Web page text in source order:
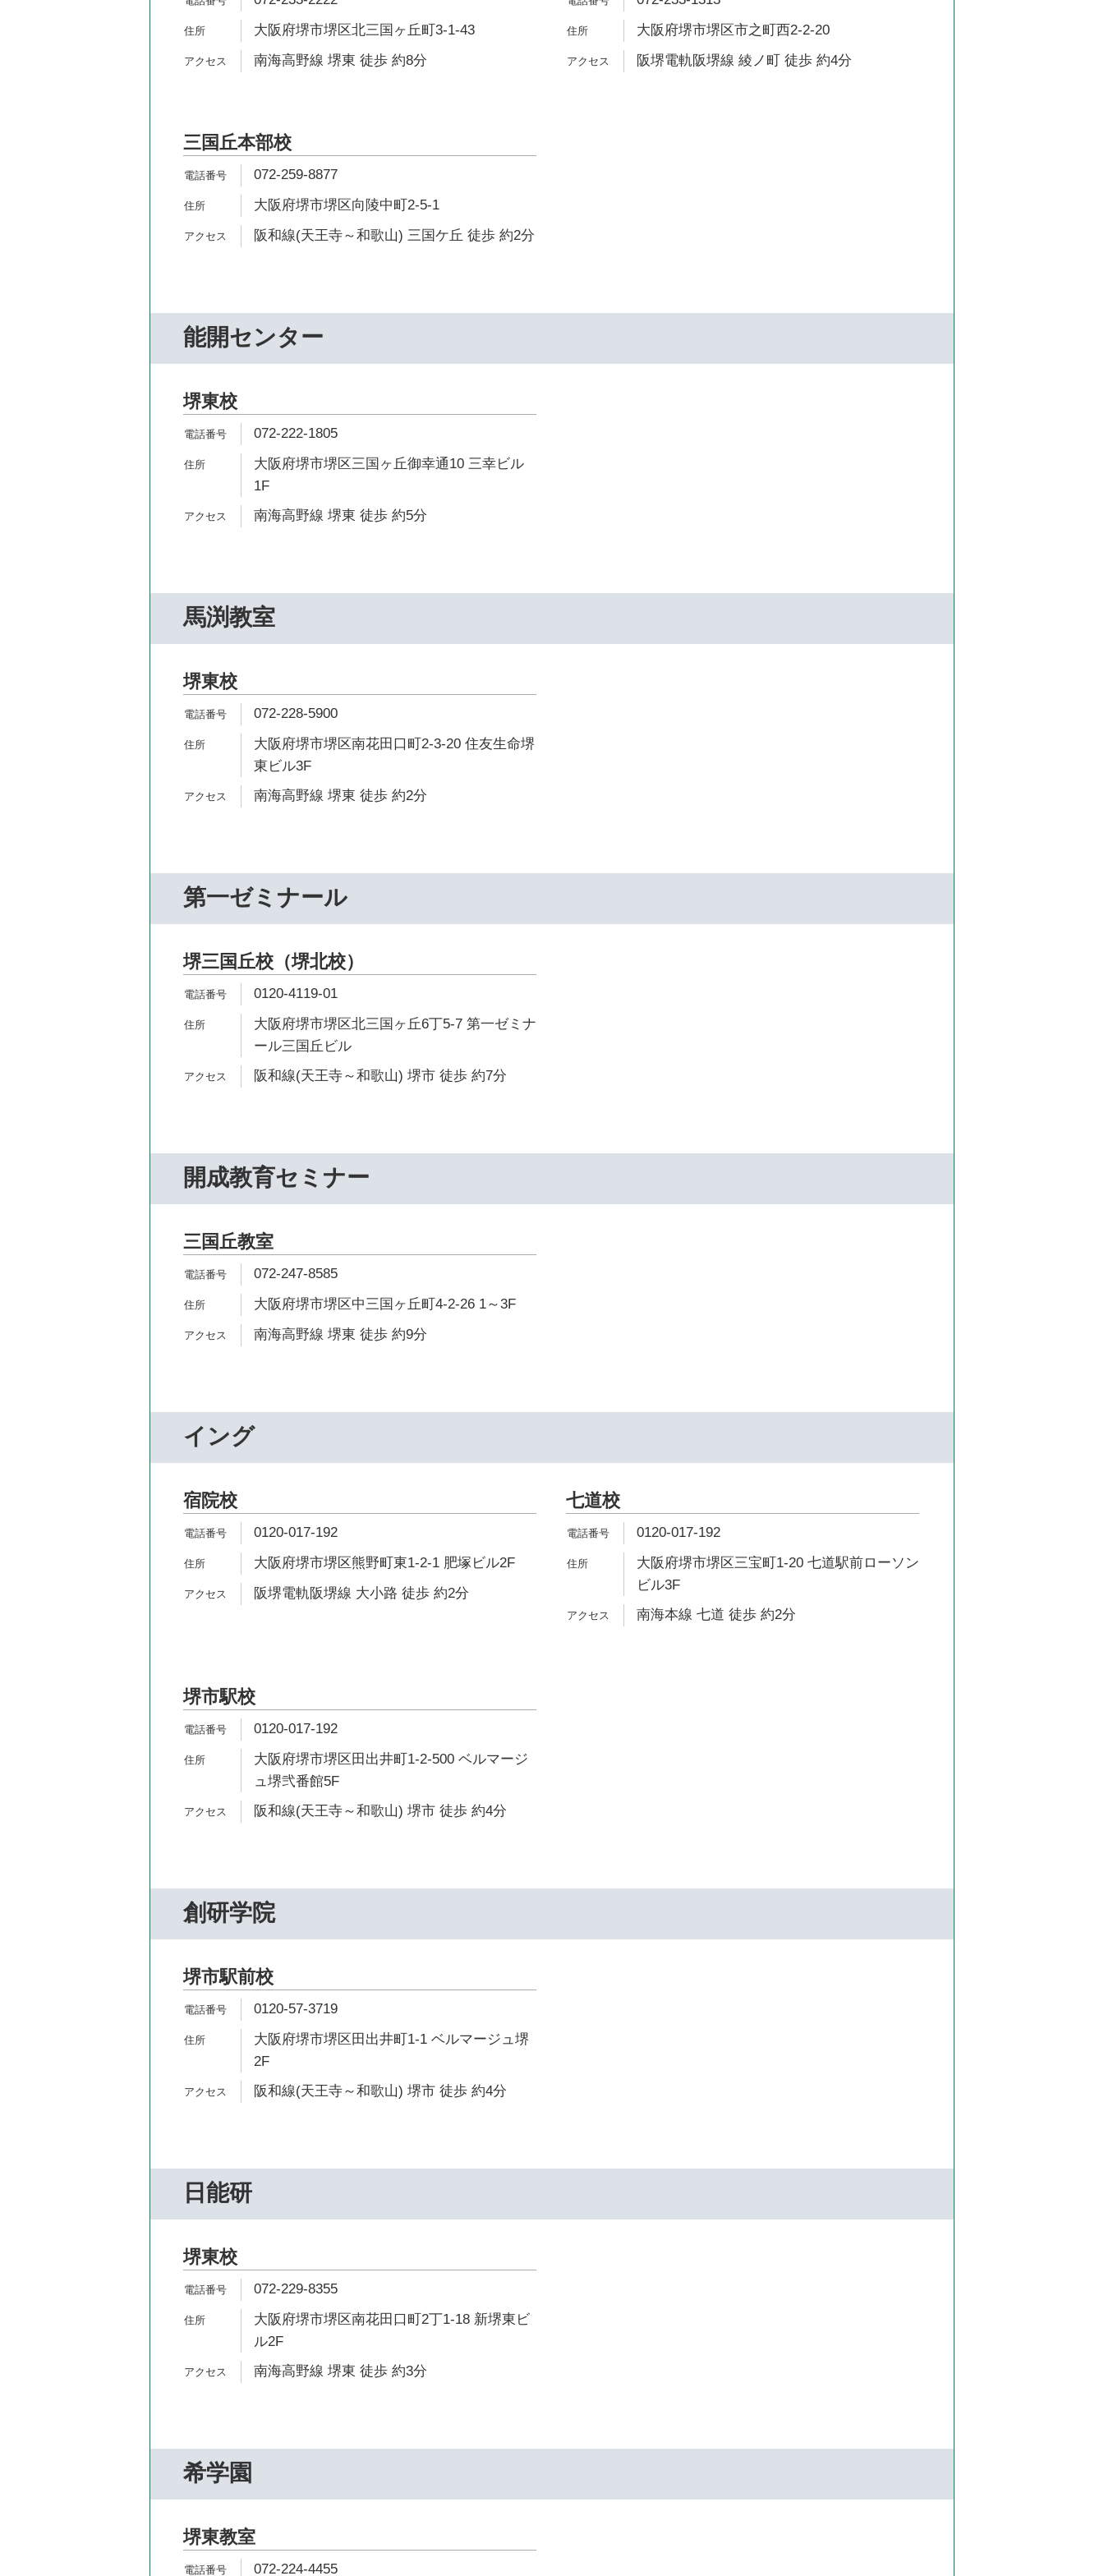
大阪府堺市堺区北三国ヶ丘町3-1-43
南海高野線 堺東 徒歩 約8分
大阪府堺市堺区市之町西2-2-20
阪堺電軌阪堺線 綾ノ町 徒歩 約4分
三国丘本部校
072-259-8877
大阪府堺市堺区向陵中町2-5-1
阪和線(天王寺～和歌山) 三国ケ丘 徒歩 約2分
能開センター
堺東校
072-222-1805
大阪府堺市堺区三国ヶ丘御幸通10 三幸ビル
1F
南海高野線 堺東 徒歩 約5分
馬渕教室
堺東校
072-228-5900
大阪府堺市堺区南花田口町2-3-20 住友生命堺
東ビル3F
南海高野線 堺東 徒歩 約2分
第一ゼミナール
堺三国丘校（堺北校）
0120-4119-01
大阪府堺市堺区北三国ヶ丘6丁5-7 第一ゼミナ
ール三国丘ビル
阪和線(天王寺～和歌山) 堺市 徒歩 約7分
開成教育セミナー
三国丘教室
072-247-8585
大阪府堺市堺区中三国ヶ丘町4-2-26 1～3F
南海高野線 堺東 徒歩 約9分
イング
宿院校
0120-017-192
大阪府堺市堺区熊野町東1-2-1 肥塚ビル2F
阪堺電軌阪堺線 大小路 徒歩 約2分
七道校
0120-017-192
大阪府堺市堺区三宝町1-20 七道駅前ローソン
ビル3F
南海本線 七道 徒歩 約2分
堺市駅校
0120-017-192
大阪府堺市堺区田出井町1-2-500 ベルマージ
ュ堺弐番館5F
阪和線(天王寺～和歌山) 堺市 徒歩 約4分
創研学院
堺市駅前校
0120-57-3719
大阪府堺市堺区田出井町1-1 ベルマージュ堺
2F
阪和線(天王寺～和歌山) 堺市 徒歩 約4分
日能研
堺東校
072-229-8355
大阪府堺市堺区南花田口町2丁1-18 新堺東ビ
ル2F
南海高野線 堺東 徒歩 約3分
希学園
堺東教室
072-224-4455